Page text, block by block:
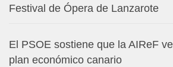
Festival de Ópera de Lanzarote
El PSOE sostiene que la AIReF
plan económico canario